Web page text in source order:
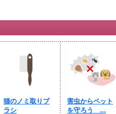
猫のノミ取りブ
ラシ
害虫からペット
を守ろう ...